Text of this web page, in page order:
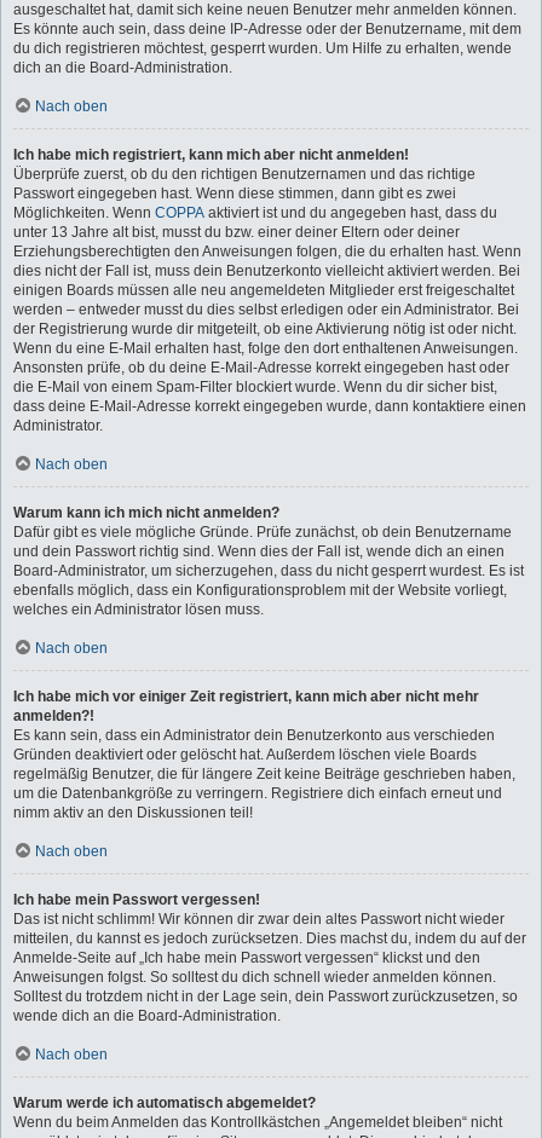
ausgeschaltet hat, damit sich keine neuen Benutzer mehr anmelden können.
Es könnte auch sein, dass deine IP-Adresse oder der Benutzername, mit dem
du dich registrieren möchtest, gesperrt wurden. Um Hilfe zu erhalten, wende
dich an die Board-Administration.
Nach oben
Ich habe mich registriert, kann mich aber nicht anmelden!
Überprüfe zuerst, ob du den richtigen Benutzernamen und das richtige
Passwort eingegeben hast. Wenn diese stimmen, dann gibt es zwei
Möglichkeiten. Wenn COPPA aktiviert ist und du angegeben hast, dass du
unter 13 Jahre alt bist, musst du bzw. einer deiner Eltern oder deiner
Erziehungsberechtigten den Anweisungen folgen, die du erhalten hast. Wenn
dies nicht der Fall ist, muss dein Benutzerkonto vielleicht aktiviert werden. Bei
einigen Boards müssen alle neu angemeldeten Mitglieder erst freigeschaltet
werden – entweder musst du dies selbst erledigen oder ein Administrator. Bei
der Registrierung wurde dir mitgeteilt, ob eine Aktivierung nötig ist oder nicht.
Wenn du eine E-Mail erhalten hast, folge den dort enthaltenen Anweisungen.
Ansonsten prüfe, ob du deine E-Mail-Adresse korrekt eingegeben hast oder
die E-Mail von einem Spam-Filter blockiert wurde. Wenn du dir sicher bist,
dass deine E-Mail-Adresse korrekt eingegeben wurde, dann kontaktiere einen
Administrator.
Nach oben
Warum kann ich mich nicht anmelden?
Dafür gibt es viele mögliche Gründe. Prüfe zunächst, ob dein Benutzername
und dein Passwort richtig sind. Wenn dies der Fall ist, wende dich an einen
Board-Administrator, um sicherzugehen, dass du nicht gesperrt wurdest. Es ist
ebenfalls möglich, dass ein Konfigurationsproblem mit der Website vorliegt,
welches ein Administrator lösen muss.
Nach oben
Ich habe mich vor einiger Zeit registriert, kann mich aber nicht mehr
anmelden?!
Es kann sein, dass ein Administrator dein Benutzerkonto aus verschieden
Gründen deaktiviert oder gelöscht hat. Außerdem löschen viele Boards
regelmäßig Benutzer, die für längere Zeit keine Beiträge geschrieben haben,
um die Datenbankgröße zu verringern. Registriere dich einfach erneut und
nimm aktiv an den Diskussionen teil!
Nach oben
Ich habe mein Passwort vergessen!
Das ist nicht schlimm! Wir können dir zwar dein altes Passwort nicht wieder
mitteilen, du kannst es jedoch zurücksetzen. Dies machst du, indem du auf der
Anmelde-Seite auf „Ich habe mein Passwort vergessen“ klickst und den
Anweisungen folgst. So solltest du dich schnell wieder anmelden können.
Solltest du trotzdem nicht in der Lage sein, dein Passwort zurückzusetzen, so
wende dich an die Board-Administration.
Nach oben
Warum werde ich automatisch abgemeldet?
Wenn du beim Anmelden das Kontrollkästchen „Angemeldet bleiben“ nicht